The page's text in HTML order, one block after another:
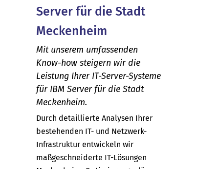
Server für die Stadt
Meckenheim
Mit unserem umfassenden
Know-how steigern wir die
Leistung Ihrer IT-Server-Systeme
für IBM Server für die Stadt
Meckenheim.
Durch detaillierte Analysen Ihrer
bestehenden IT- und Netzwerk-
Infrastruktur entwickeln wir
maßgeschneiderte IT-Lösungen